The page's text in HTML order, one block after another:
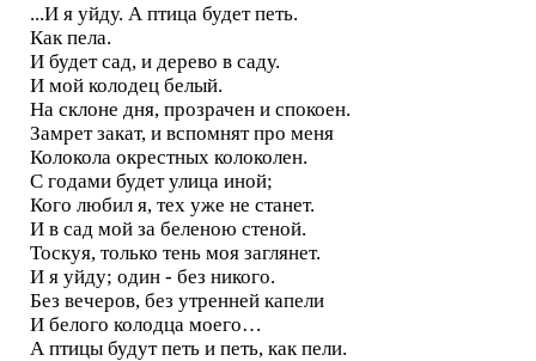
...И я уйду. А птица будет петь.
Как пела.
И будет сад, и дерево в саду.
И мой колодец белый.
На склоне дня, прозрачен и спокоен.
Замрет закат, и вспомнят про меня
Колокола окрестных колоколен.
С годами будет улица иной;
Кого любил я, тех уже не станет.
И в сад мой за беленою стеной.
Тоскуя, только тень моя заглянет.
И я уйду; один - без никого.
Без вечеров, без утренней капели
И белого колодца моего…
А птицы будут петь и петь, как пели.